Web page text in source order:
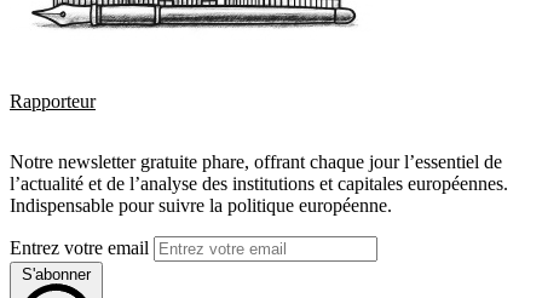
Rapporteur
Notre newsletter gratuite phare, offrant chaque jour l’essentiel de
l’actualité et de l’analyse des institutions et capitales européennes.
Indispensable pour suivre la politique européenne.
Entrez votre email
S'abonner